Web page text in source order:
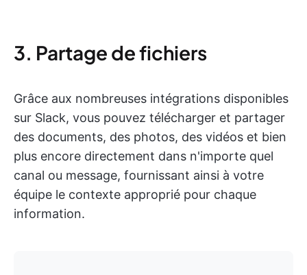
3. Partage de fichiers
Grâce aux nombreuses intégrations disponibles
sur Slack, vous pouvez télécharger et partager
des documents, des photos, des vidéos et bien
plus encore directement dans n'importe quel
canal ou message, fournissant ainsi à votre
équipe le contexte approprié pour chaque
information.